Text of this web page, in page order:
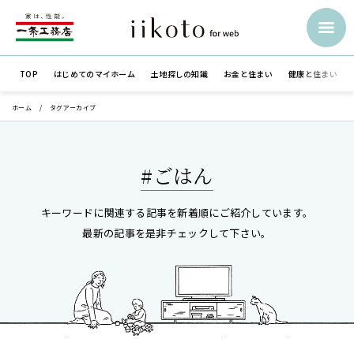
TOP はじめての マイホーム 土地探しの知識 お金と住まい 健康と住まい
ホーム タグアーカイブ
#ごはん
キーワードに関連する記事を新着順にご紹介しています。
最新の記事を是非チェックして下さい。